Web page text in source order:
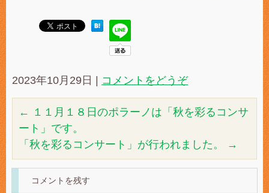
2023年10月29日 | コメントをどうぞ
←
１１月１８日のポラーノは「秋を彩るコンサ
ート」です。
「秋を彩るコンサート」が行われました。
→
コメントを残す